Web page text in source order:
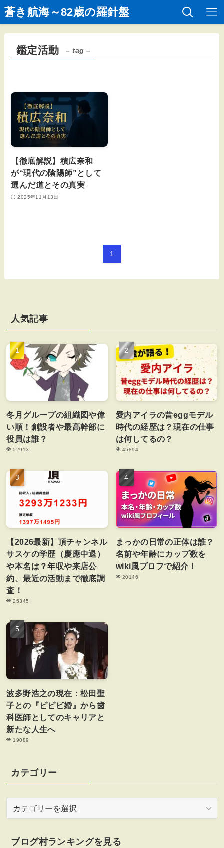
蒼き航海～82歳の羅針盤
鑑定活動 – tag –
【徹底解説】積広奈和
が“現代の陰陽師”として
選んだ道とその真実
2025年11月13日
1
人気記事
冬月グループの組織図や偉
い順！創設者や最高幹部に
役員は誰？
52913
愛内アイラの昔eggモデル
時代の経歴は？現在の仕事
は何してるの？
45894
【2026最新】頂チャンネル
サスケの学歴（慶應中退）
や本名は？年収や来店公
約、最近の活動まで徹底調
査！
25345
まっかの日常の正体は誰？
名前や年齢にカップ数を
wiki風プロフで紹介！
20146
波多野浩之の現在：松田聖
子との『ビビビ婚』から歯
科医師としてのキャリアと
新たな人生へ
19089
カテゴリー
リ
ブログ村ランキングを見る